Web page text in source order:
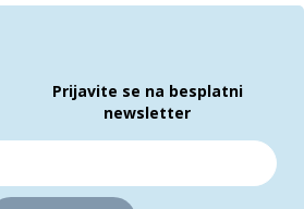
Prijavite se na besplatni
newsletter